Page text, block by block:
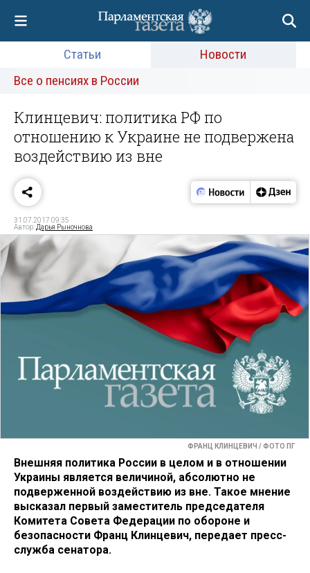
Статьи
Новости
Все о пенсиях в России
Клинцевич: политика РФ по
отношению к Украине не подвержена
воздействию из вне
31.07.2017 09:35
Автор: Дарья Рыночнова
ФРАНЦ КЛИНЦЕВИЧ / ФОТО ПГ
Внешняя политика России в целом и в отношении
Украины является величиной, абсолютно не
подверженной воздействию из вне. Такое мнение
высказал первый заместитель председателя
Комитета Совета Федерации по обороне и
безопасности Франц Клинцевич, передает пресс-
служба сенатора.